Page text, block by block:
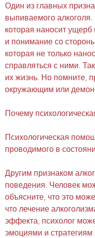
Один из главных
выпиваемого
которая наносит ущерб
и понимание со
которая не только
справляться с ними.
их жизнь. Но помните,
окружающим или
Почему
Психологическая
проводимого в
Другим признаком
поведения. Человек
объясните, что это
что лечение
эффекта, психолог
эмоциями и